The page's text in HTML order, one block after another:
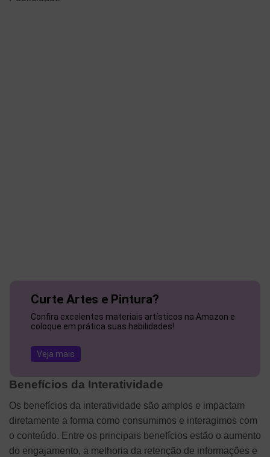
Curte Artes e Pintura?
Confira excelentes materiais artísticos na Amazon e
coloque em prática suas habilidades!
Veja mais
Benefícios da Interatividade
Os benefícios da interatividade são amplos e impactam
diretamente a forma como consumimos e interagimos com
o conteúdo. Entre os principais benefícios estão o aumento
do engajamento, a melhoria da retenção de informações e